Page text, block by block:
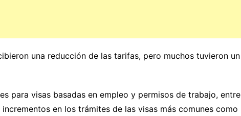
una reducción de las tarifas, pero muchos tuvieron un
para visas basadas en empleo y permisos de trabajo, entre
en los trámites de las visas más comunes como